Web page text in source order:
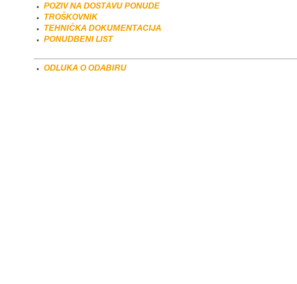
POZIV NA DOSTAVU PONUDE
TROŠKOVNIK
TEHNIČKA DOKUMENTACIJA
PONUDBENI LIST
ODLUKA O ODABIRU